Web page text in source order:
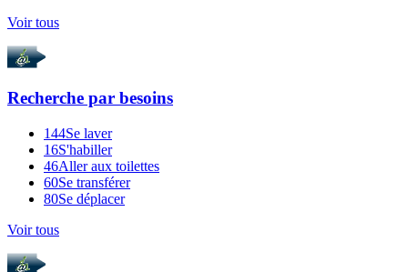
Voir tous
Recherche par besoins
144Se laver
16S'habiller
46Aller aux toilettes
60Se transférer
80Se déplacer
Voir tous